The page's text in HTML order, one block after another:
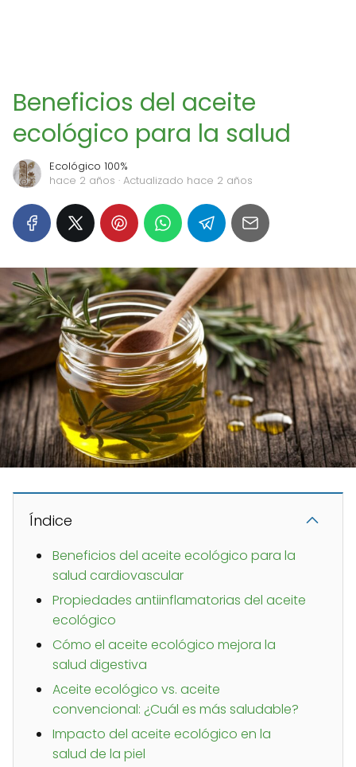
Beneficios del aceite
ecológico para la salud
Ecológico 100%
hace 2 años · Actualizado hace 2 años
Índice
Beneficios del aceite ecológico para la
salud cardiovascular
Propiedades antiinflamatorias del aceite
ecológico
Cómo el aceite ecológico mejora la
salud digestiva
Aceite ecológico vs. aceite
convencional: ¿Cuál es más saludable?
Impacto del aceite ecológico en la
salud de la piel